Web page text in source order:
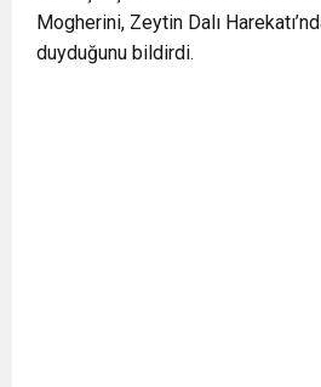
Mogherini, Zeytin Dalı
duyduğunu bildirdi.